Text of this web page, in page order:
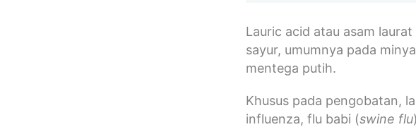
Lauric acid atau asam
sayur, umumnya pada
mentega putih.
Khusus pada pengobatan,
influenza, flu babi (swine flu